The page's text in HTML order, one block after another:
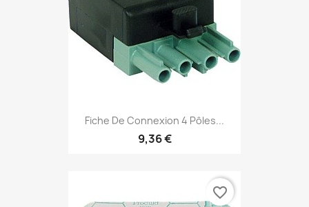
Fiche De Connexion 4 Pôles...
9,36 €
favorite_border